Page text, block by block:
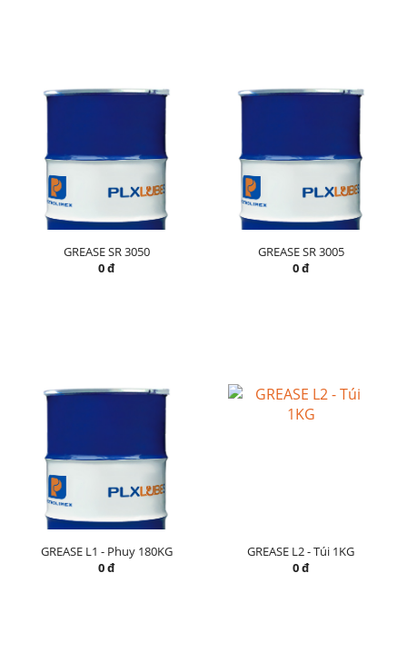
GREASE SR 3050
0 đ
GREASE SR 3005
0 đ
GREASE L1 - Phuy 180KG
0 đ
GREASE L2 - Túi 1KG
0 đ